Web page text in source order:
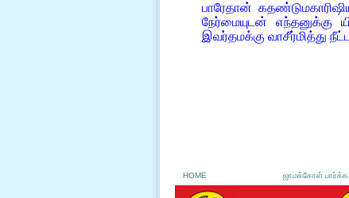
பாரேதான்
நேர்மையுடன் எந்தனுக்கு
இவர்தமக்கு வாசீர்மித்து
HOME ஜாமக்கோள் பார்க்க